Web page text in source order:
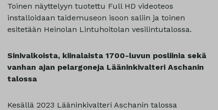
Toinen näyttelyyn tuotettu Full HD videoteos
installoidaan taidemuseon isoon saliin ja toinen
esitetään Heinolan Lintuhoitolan vesilintutalossa.
Sinivalkoista, kiinalaista 1700-luvun posliinia sekä
vanhan ajan pelargoneja Lääninkivalteri Aschanin
talossa
Kesällä 2023 Lääninkivalteri Aschanin talossa